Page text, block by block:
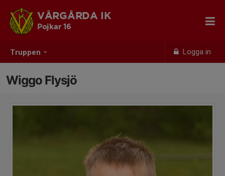
Truppen Logga in
VÅRGÅRDA IK
Pojkar 16
Wiggo Flysjö